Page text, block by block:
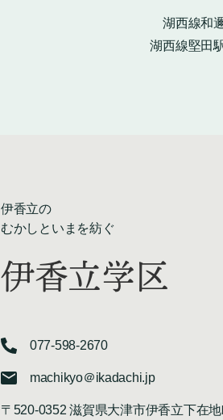
湖西線和
湖西線堅田
伊香立の
むかしといまを紡ぐ
伊香立学区
077-598-2670
machikyo＠ikadachi.jp
〒520-0352 滋賀県大津市伊香立下在